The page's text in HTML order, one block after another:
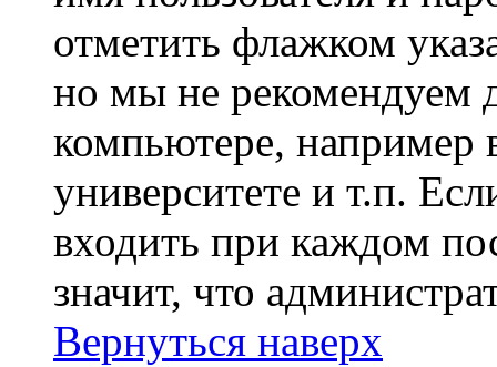
отметить флажком
но мы не рекомендуем
компьютере, например
университете и т.п.
входить при каждом
значит, что
Вернуться наверх